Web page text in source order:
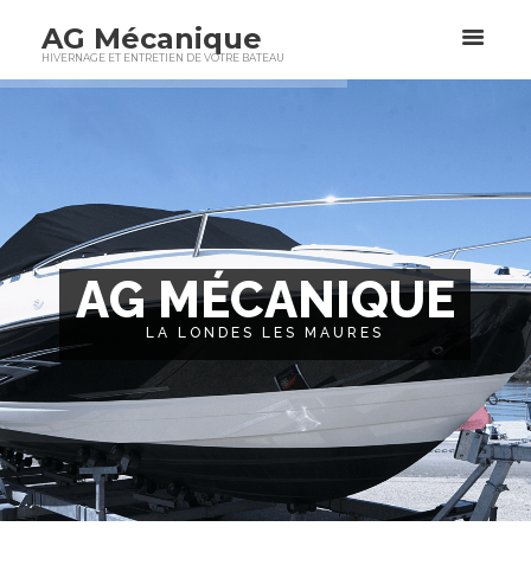
AG Mécanique
HIVERNAGE ET ENTRETIEN DE VOTRE BATEAU
AG MÉCANIQUE
LA LONDES LES MAURES